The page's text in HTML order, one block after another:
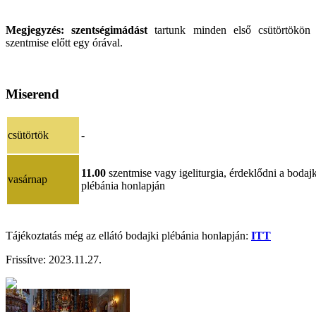
Megjegyzés: szentségimádást tartunk minden első csütörtökön
szentmise előtt egy órával.
Miserend
csütörtök -
vasárnap
11.00 szentmise vagy igeliturgia, érdeklődni a
plébánia honlapján
Tájékoztatás még az ellátó bodajki plébánia honlapján: ITT
Frissítve: 2023.11.27.